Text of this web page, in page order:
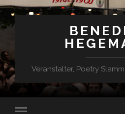
Veranstalter, Poetry